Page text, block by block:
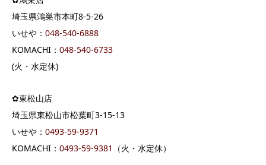
埼玉県鴻巣市本町8-5-26
いせや： 048-540-6888
KOMACHI： 048-540-6733
(火・水定休)
✿東松山店
埼玉県東松山市松葉町3-15-13
いせや： 0493-59-9371
KOMACHI： 0493-59-9381 （火・水定休）